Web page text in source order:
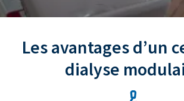
Les avantages d’un
dialyse